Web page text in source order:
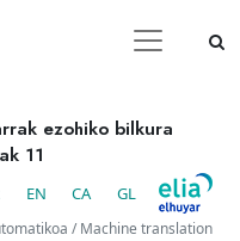
ezohiko bilkura
11
EN CA GL
/ Machine translation